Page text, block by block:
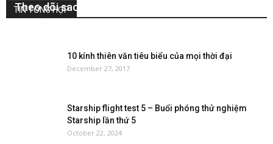
TIN TỔNG HỢP
Theo dõi sao chổi bằng phần mềm Stellarium
-
10 kính thiên văn tiêu biểu của mọi thời đại
December 27, 2017
Starship flight test 5 – Buổi phóng thử nghiệm
Starship lần thứ 5
October 22, 2024